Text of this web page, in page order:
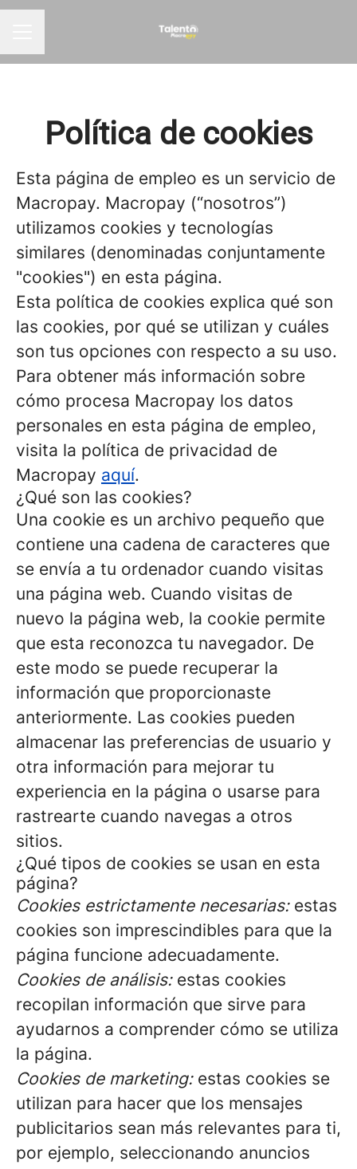
Política de cookies
Esta página de empleo es un servicio de
Macropay. Macropay (“nosotros”)
utilizamos cookies y tecnologías
similares (denominadas conjuntamente
"cookies") en esta página.
Esta política de cookies explica qué son
las cookies, por qué se utilizan y cuáles
son tus opciones con respecto a su uso.
Para obtener más información sobre
cómo procesa Macropay los datos
personales en esta página de empleo,
visita la política de privacidad de
Macropay aquí.
¿Qué son las cookies?
Una cookie es un archivo pequeño que
contiene una cadena de caracteres que
se envía a tu ordenador cuando visitas
una página web. Cuando visitas de
nuevo la página web, la cookie permite
que esta reconozca tu navegador. De
este modo se puede recuperar la
información que proporcionaste
anteriormente. Las cookies pueden
almacenar las preferencias de usuario y
otra información para mejorar tu
experiencia en la página o usarse para
rastrearte cuando navegas a otros
sitios.
¿Qué tipos de cookies se usan en esta
página?
Cookies estrictamente necesarias:estas
cookies son imprescindibles para que la
página funcione adecuadamente.
Cookies de análisis:estas cookies
recopilan información que sirve para
ayudarnos a comprender cómo se utiliza
la página.
Cookies de marketing:estas cookies se
utilizan para hacer que los mensajes
publicitarios sean más relevantes para ti,
por ejemplo, seleccionando anuncios